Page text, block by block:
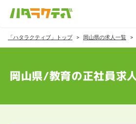
「ハタラクティブ」トップ 岡山県の求人一覧
岡山県/教育の正社員求